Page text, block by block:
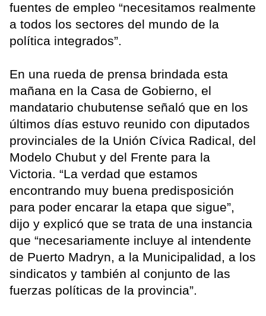
fuentes de empleo “necesitamos realmente
a todos los sectores del mundo de la
política integrados”.
En una rueda de prensa brindada esta
mañana en la Casa de Gobierno, el
mandatario chubutense señaló que en los
últimos días estuvo reunido con diputados
provinciales de la Unión Cívica Radical, del
Modelo Chubut y del Frente para la
Victoria. “La verdad que estamos
encontrando muy buena predisposición
para poder encarar la etapa que sigue”,
dijo y explicó que se trata de una instancia
que “necesariamente incluye al intendente
de Puerto Madryn, a la Municipalidad, a los
sindicatos y también al conjunto de las
fuerzas políticas de la provincia”.